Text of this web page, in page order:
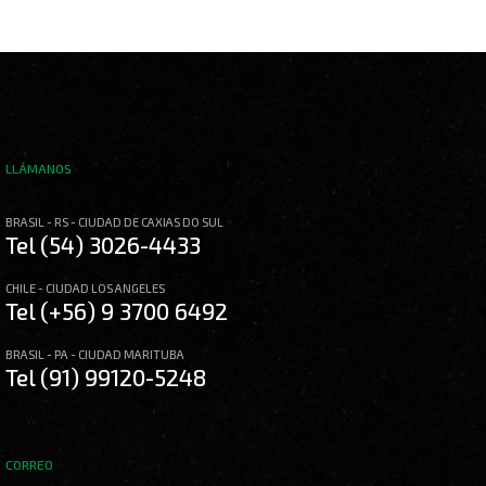
LLÁMANOS
BRASIL - RS - CIUDAD DE CAXIAS DO SUL
Tel (54) 3026-4433
CHILE - CIUDAD LOS ANGELES
Tel (+56) 9 3700 6492
BRASIL - PA - CIUDAD MARITUBA
Tel (91) 99120-5248
CORREO